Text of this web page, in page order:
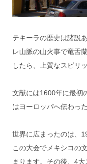
テキーラの歴史は諸説
レ山脈の山火事で竜舌
したら、上質なスピリ
文献には1600年に最初
はヨーロッパへ伝わっ
世界に広まったのは、
この大会でメキシコの
まります。その後、4